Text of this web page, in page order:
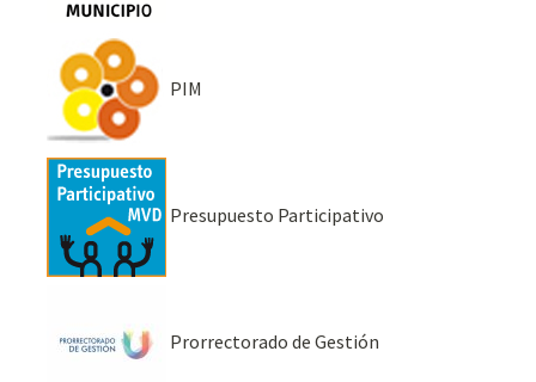
PIM
Presupuesto Participativo
Prorrectorado de Gestión